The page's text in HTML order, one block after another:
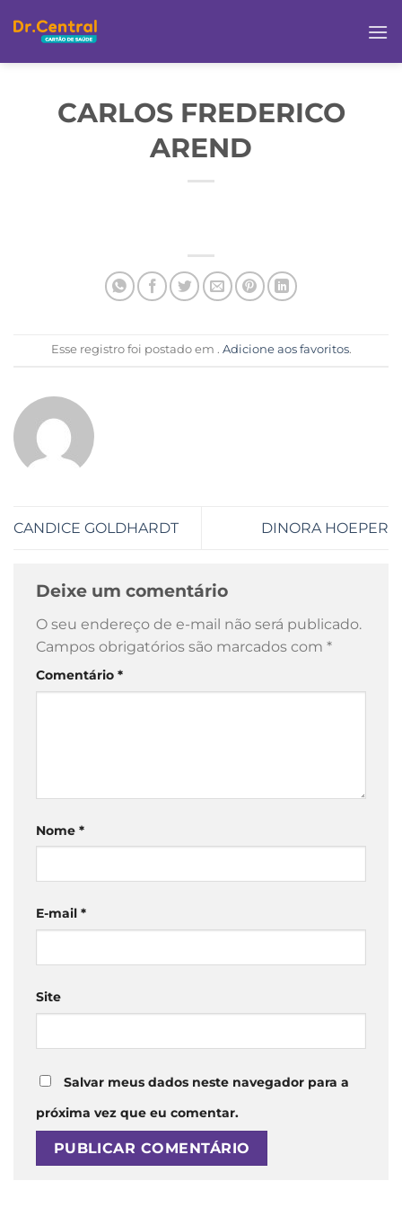
CARLOS FREDERICO
AREND
Esse registro foi postado em . Adicione aos favoritos.
CANDICE GOLDHARDT DINORA HOEPER
Deixe um comentário
O seu endereço de e-mail não será publicado.
Campos obrigatórios são marcados com *
Comentário *
Nome *
E-mail *
Site
Salvar meus dados neste navegador para a
próxima vez que eu comentar.